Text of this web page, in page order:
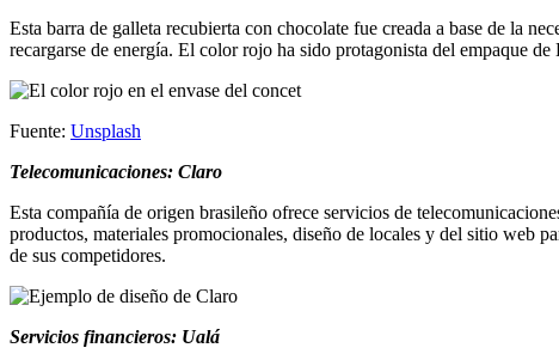
Esta barra de galleta recubierta con chocolate fue creada a base de la
recargarse de energía. El color rojo ha sido protagonista del empaque
Fuente: Unsplash
Telecomunicaciones: Claro
Esta compañía de origen brasileño ofrece servicios de
productos, materiales promocionales, diseño de locales y del sitio web
de sus competidores.
Servicios financieros: Ualá